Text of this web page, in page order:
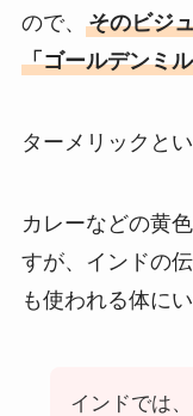
ので、 そのビジ
「ゴールデンミ
ターメリックと
カレーなどの黄
すが、インドの
も使われる体に
インドでは、